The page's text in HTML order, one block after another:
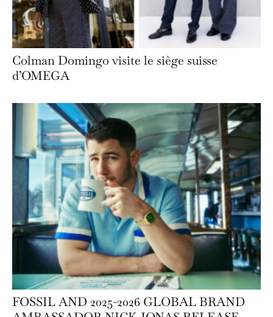
Colman Domingo visite le siège suisse
d’OMEGA
FOSSIL AND 2025-2026 GLOBAL BRAND